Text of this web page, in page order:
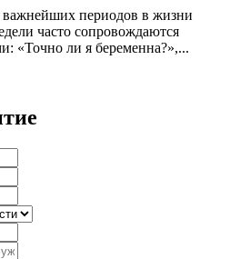
важнейших периодов в жизни
часто сопровождаются
«Точно ли я беременна?»,...